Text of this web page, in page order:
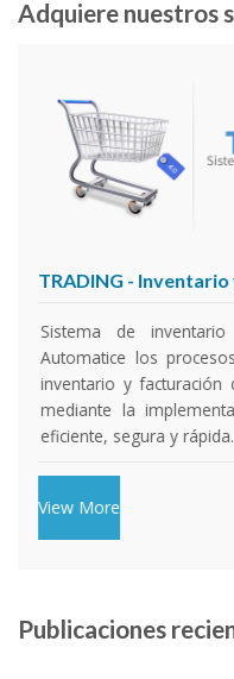
Adquiere nuestros
- Sistema
Sistema integral
su empresa de
implementación de
sus procesos:
clacificación del
facturación, nómina,